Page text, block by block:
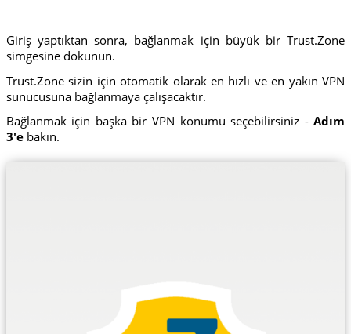
Giriş yaptıktan sonra, bağlanmak için büyük bir Trust.Zone
simgesine dokunun.
Trust.Zone sizin için otomatik olarak en hızlı ve en yakın VPN
sunucusuna bağlanmaya çalışacaktır.
Bağlanmak için başka bir VPN konumu seçebilirsiniz -Adım
3'ebakın.